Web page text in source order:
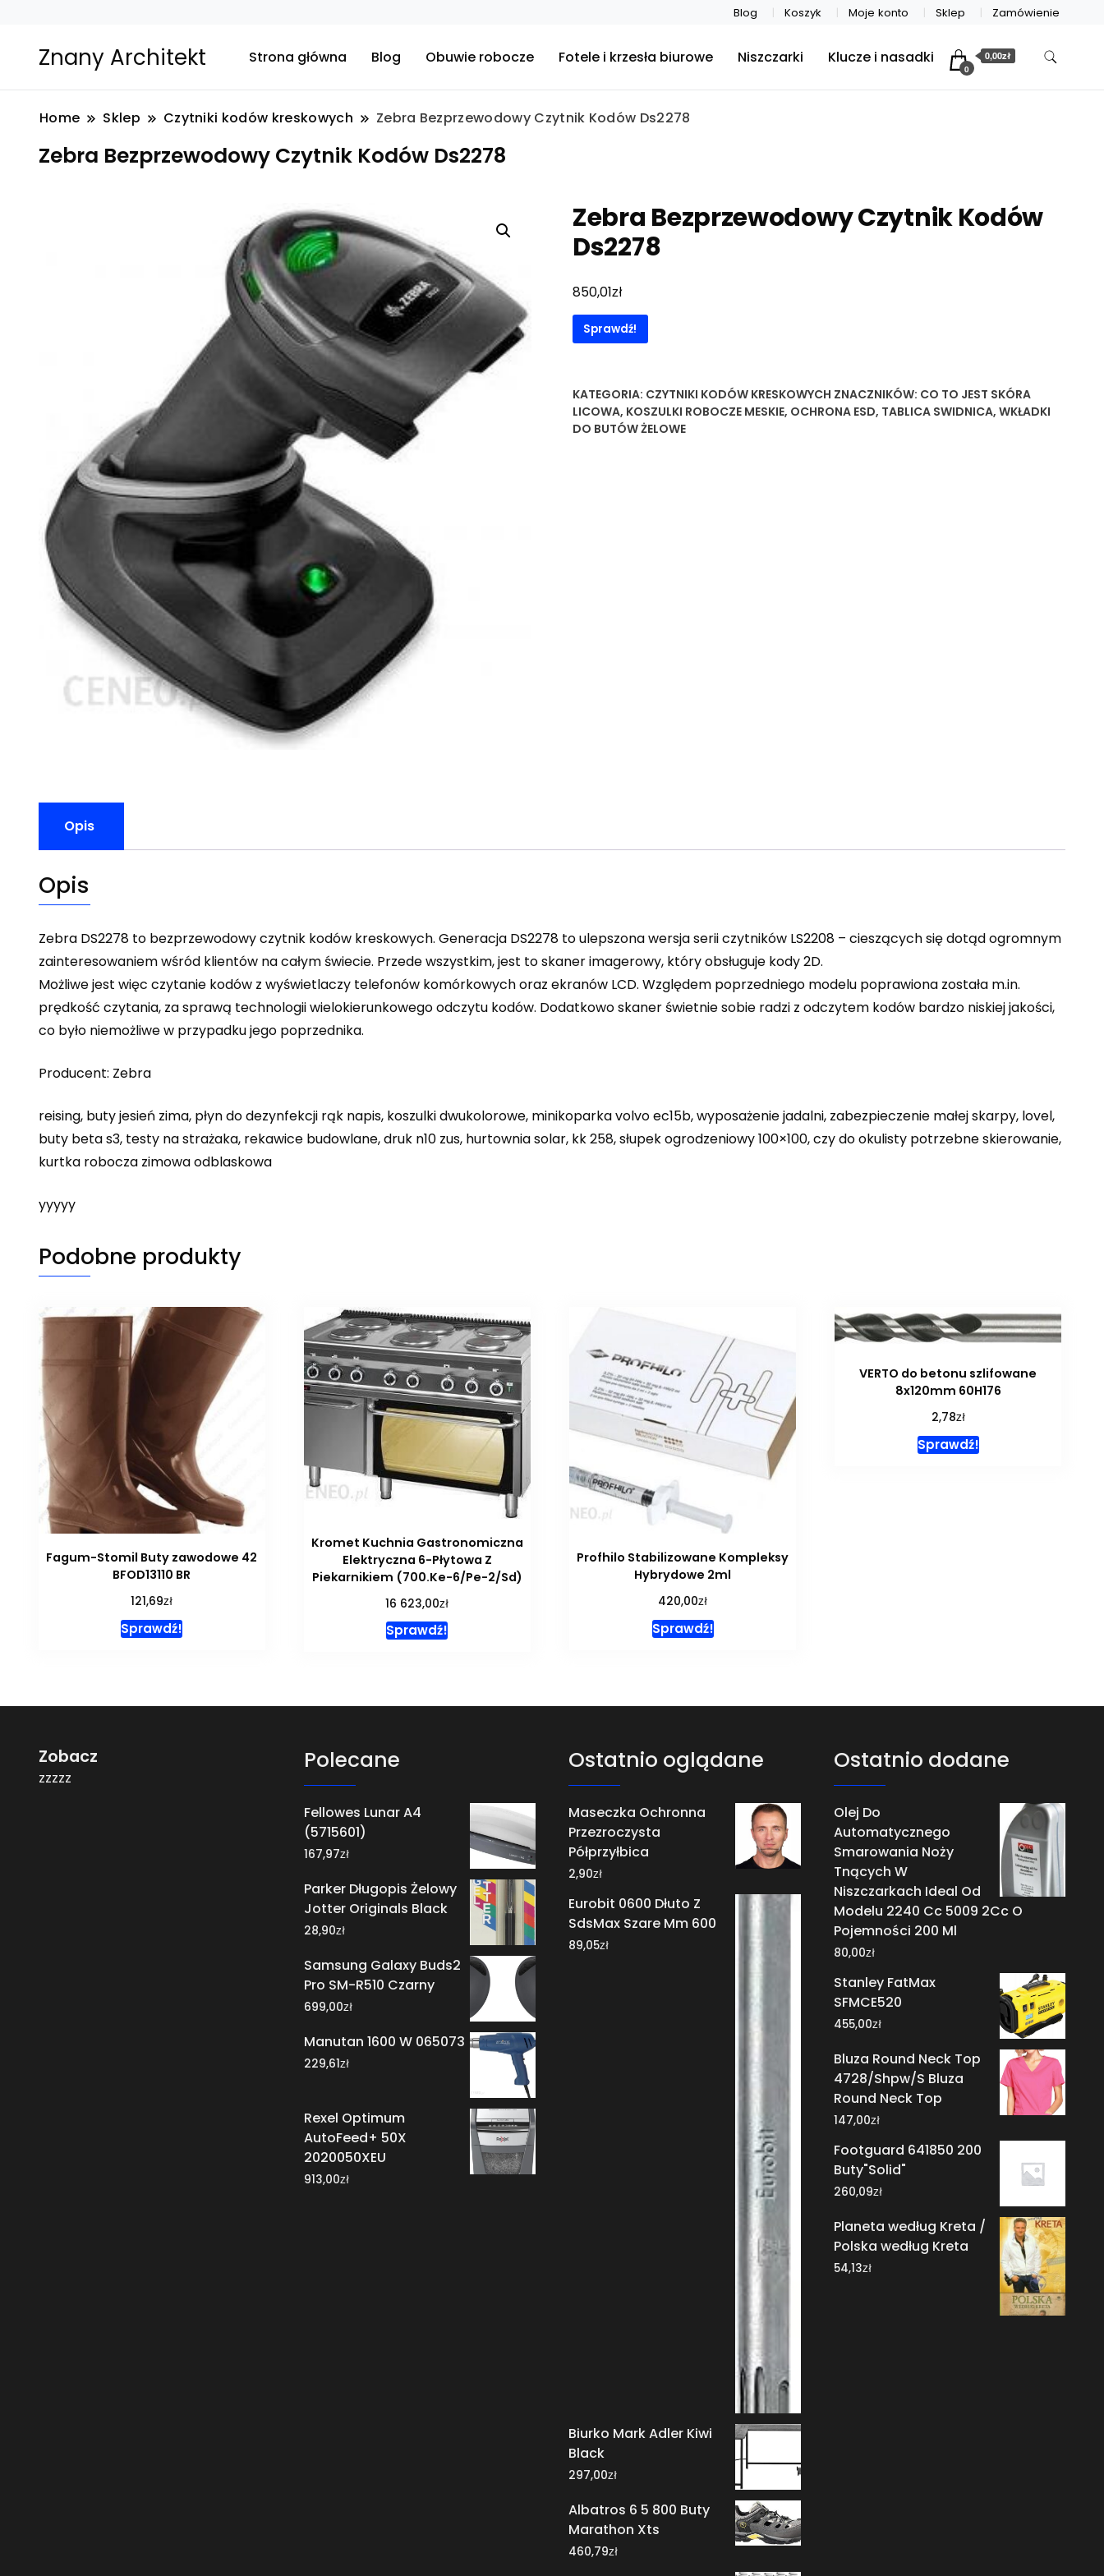
Blog Koszyk Moje konto Sklep Zamówienie
Znany Architekt Strona główna Blog Obuwie robocze Fotele i krzesła biurowe Niszczarki Klucze i nasadki
0
0,00zł
Home Sklep Czytniki kodów kreskowych Zebra Bezprzewodowy Czytnik Kodów Ds2278
Zebra Bezprzewodowy Czytnik Kodów Ds2278
Zebra Bezprzewodowy Czytnik Kodów
Ds2278
850,01zł
Sprawdź!
KATEGORIA: CZYTNIKI KODÓW KRESKOWYCH ZNACZNIKÓW: CO TO JEST SKÓRA
LICOWA, KOSZULKI ROBOCZE MESKIE, OCHRONA ESD, TABLICA SWIDNICA, WKŁADKI
DO BUTÓW ŻELOWE
Opis
Opis
Zebra DS2278 to bezprzewodowy czytnik kodów kreskowych. Generacja DS2278 to ulepszona wersja serii czytników LS2208 – cieszących się dotąd ogromnym
zainteresowaniem wśród klientów na całym świecie. Przede wszystkim, jest to skaner imagerowy, który obsługuje kody 2D.
Możliwe jest więc czytanie kodów z wyświetlaczy telefonów komórkowych oraz ekranów LCD. Względem poprzedniego modelu poprawiona została m.in.
prędkość czytania, za sprawą technologii wielokierunkowego odczytu kodów. Dodatkowo skaner świetnie sobie radzi z odczytem kodów bardzo niskiej jakości,
co było niemożliwe w przypadku jego poprzednika.
Producent: Zebra
reising, buty jesień zima, płyn do dezynfekcji rąk napis, koszulki dwukolorowe, minikoparka volvo ec15b, wyposażenie jadalni, zabezpieczenie małej skarpy, lovel,
buty beta s3, testy na strażaka, rekawice budowlane, druk n10 zus, hurtownia solar, kk 258, słupek ogrodzeniowy 100×100, czy do okulisty potrzebne skierowanie,
kurtka robocza zimowa odblaskowa
yyyyy
Podobne produkty
Fagum-Stomil Buty zawodowe 42
BFOD13110 BR
121,69zł
Sprawdź!
Kromet Kuchnia Gastronomiczna
Elektryczna 6-Płytowa Z
Piekarnikiem (700.Ke-6/Pe-2/Sd)
16 623,00zł
Sprawdź!
Profhilo Stabilizowane Kompleksy
Hybrydowe 2ml
420,00zł
Sprawdź!
VERTO do betonu szlifowane
8x120mm 60H176
2,78zł
Sprawdź!
Zobacz
zzzzz
Polecane
Fellowes Lunar A4
(5715601)
167,97zł
Parker Długopis Żelowy
Jotter Originals Black
28,90zł
Samsung Galaxy Buds2
Pro SM-R510 Czarny
699,00zł
Manutan 1600 W 065073
229,61zł
Rexel Optimum
AutoFeed+ 50X
2020050XEU
913,00zł
Ostatnio oglądane
Maseczka Ochronna
Przezroczysta
Półprzyłbica
2,90zł
Eurobit 0600 Dłuto Z
SdsMax Szare Mm 600
89,05zł
Biurko Mark Adler Kiwi
Black
297,00zł
Albatros 6 5 800 Buty
Marathon Xts
460,79zł
Ostatnio dodane
Olej Do
Automatycznego
Smarowania Noży
Tnących W
Niszczarkach Ideal Od
Modelu 2240 Cc 5009 2Cc O
Pojemności 200 Ml
80,00zł
Stanley FatMax
SFMCE520
455,00zł
Bluza Round Neck Top
4728/Shpw/S Bluza
Round Neck Top
147,00zł
Footguard 641850 200
Buty"Solid"
260,09zł
Planeta według Kreta /
Polska według Kreta
54,13zł